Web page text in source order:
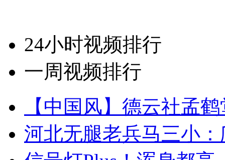
24小时视频排行
一周视频排行
【中国风】德云社孟
河北无腿老兵马三小